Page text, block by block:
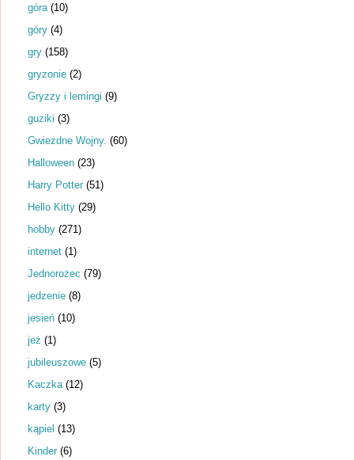
góra (10)
góry (4)
gry (158)
gryzonie (2)
Gryzzy i lemingi (9)
guziki (3)
Gwiezdne Wojny. (60)
Halloween (23)
Harry Potter (51)
Hello Kitty (29)
hobby (271)
internet (1)
Jednorożec (79)
jedzenie (8)
jesień (10)
jeż (1)
jubileuszowe (5)
Kaczka (12)
karty (3)
kąpiel (13)
Kinder (6)